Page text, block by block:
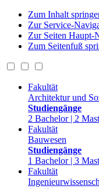
Zum Inhalt
Zur Service-
Zur Seiten Haupt-
Zum Seitenfuß
Fakultät
Architektur und
Studiengänge
2 Bachelor | 2
Fakultät
Bauwesen
Studiengänge
1 Bachelor | 3
Fakultät